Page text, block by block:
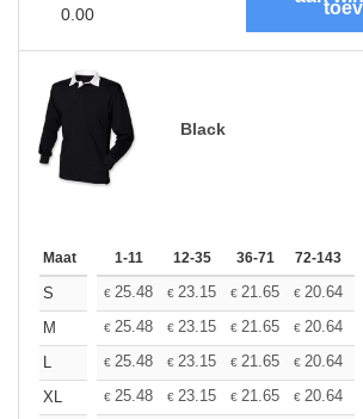
0.00
Black
Maat 1-11 12-35 36-71 72-143
S € 25.48 € 23.15 € 21.65 € 20.64
M
€ 25.48 € 23.15 € 21.65 € 20.64
L
€ 25.48 € 23.15 € 21.65 € 20.64
XL
€ 25.48 € 23.15 € 21.65 € 20.64